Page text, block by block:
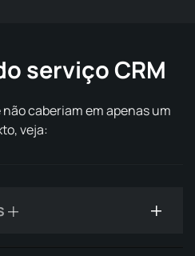
serviço CRM
caberiam em apenas um
veja: